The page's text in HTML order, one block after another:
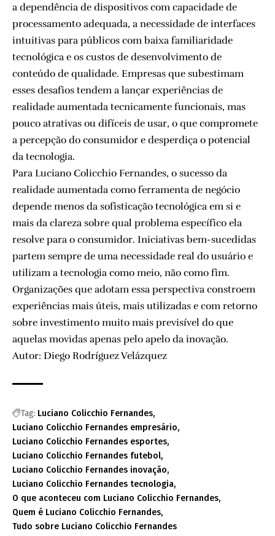
a dependência de dispositivos com capacidade de
processamento adequada, a necessidade de interfaces
intuitivas para públicos com baixa familiaridade
tecnológica e os custos de desenvolvimento de
conteúdo de qualidade. Empresas que subestimam
esses desafios tendem a lançar experiências de
realidade aumentada tecnicamente funcionais, mas
pouco atrativas ou difíceis de usar, o que compromete
a percepção do consumidor e desperdiça o potencial
da tecnologia.
Para Luciano Colicchio Fernandes, o sucesso da
realidade aumentada como ferramenta de negócio
depende menos da sofisticação tecnológica em si e
mais da clareza sobre qual problema específico ela
resolve para o consumidor. Iniciativas bem-sucedidas
partem sempre de uma necessidade real do usuário e
utilizam a tecnologia como meio, não como fim.
Organizações que adotam essa perspectiva constroem
experiências mais úteis, mais utilizadas e com retorno
sobre investimento muito mais previsível do que
aquelas movidas apenas pelo apelo da inovação.
Autor: Diego Rodríguez Velázquez
Tag: Luciano Colicchio Fernandes
Luciano Colicchio Fernandes empresário
Luciano Colicchio Fernandes esportes
Luciano Colicchio Fernandes futebol
Luciano Colicchio Fernandes inovação
Luciano Colicchio Fernandes tecnologia
O que aconteceu com Luciano Colicchio Fernandes
Quem é Luciano Colicchio Fernandes
Tudo sobre Luciano Colicchio Fernandes